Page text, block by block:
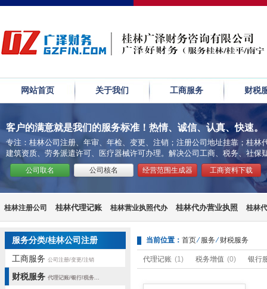
网站首页 关于我们 工商服务 财税
客户的满意就是我们的服务标准！热情、诚信、认真、快速。
专注：桂林公司注册、年审、年检、变更、注销；注册公司地址挂靠；桂
建筑资质、劳务派遣许可、医疗器械许可办理。解决公司工商、税务、社保
公司取名 公司核名 经营范围生成器 工商资料下载
桂林注册公司 桂林代理记账 桂林营业执照代办 桂林代办营业执照 桂林
桂林公司注销流程 桂林会计代账 代办公司注销
服务分类/桂林公司注册
工商服务 公司注册/变更/注销
财税服务 代理记账/银行/税务...
当前位置： 首页⁄服务⁄财税服务
代理记账 (1) 税务增值 (0) 银行